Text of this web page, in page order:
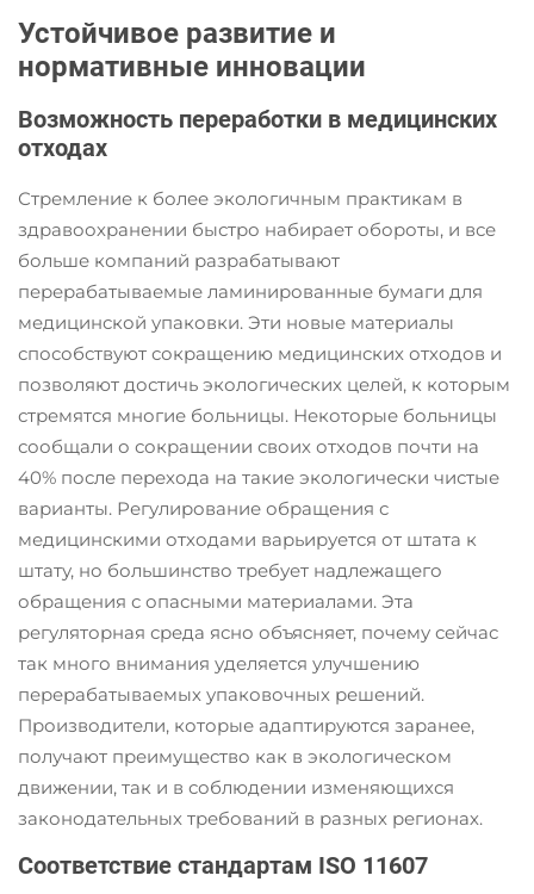
Устойчивое развитие и
нормативные инновации
Возможность переработки в медицинских
отходах
Стремление к более экологичным практикам в
здравоохранении быстро набирает обороты, и все
больше компаний разрабатывают
перерабатываемые ламинированные бумаги для
медицинской упаковки. Эти новые материалы
способствуют сокращению медицинских отходов и
позволяют достичь экологических целей, к которым
стремятся многие больницы. Некоторые больницы
сообщали о сокращении своих отходов почти на
40% после перехода на такие экологически чистые
варианты. Регулирование обращения с
медицинскими отходами варьируется от штата к
штату, но большинство требует надлежащего
обращения с опасными материалами. Эта
регуляторная среда ясно объясняет, почему сейчас
так много внимания уделяется улучшению
перерабатываемых упаковочных решений.
Производители, которые адаптируются заранее,
получают преимущество как в экологическом
движении, так и в соблюдении изменяющихся
законодательных требований в разных регионах.
Соответствие стандартам ISO 11607